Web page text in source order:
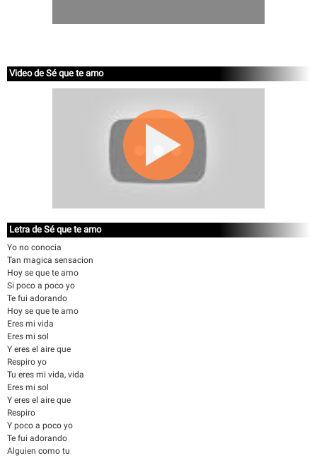
Video de Sé que te amo
Letra de Sé que te amo
Yo no conocia
Tan magica sensacion
Hoy se que te amo
Si poco a poco yo
Te fui adorando
Hoy se que te amo
Eres mi vida
Eres mi sol
Y eres el aire que
Respiro yo
Tu eres mi vida, vida
Eres mi sol
Y eres el aire que
Respiro
Y poco a poco yo
Te fui adorando
Alguien como tu